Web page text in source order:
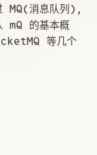
MQ(消息队列),
mQ 的基本概
等几个